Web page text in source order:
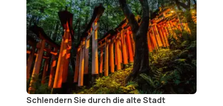
Schlendern Sie durch die alte Stadt